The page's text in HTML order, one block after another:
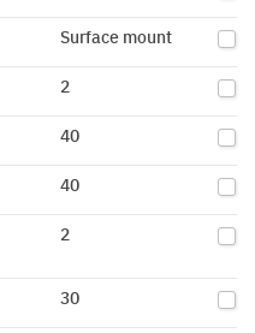
Surface mount
2
40
40
2
30